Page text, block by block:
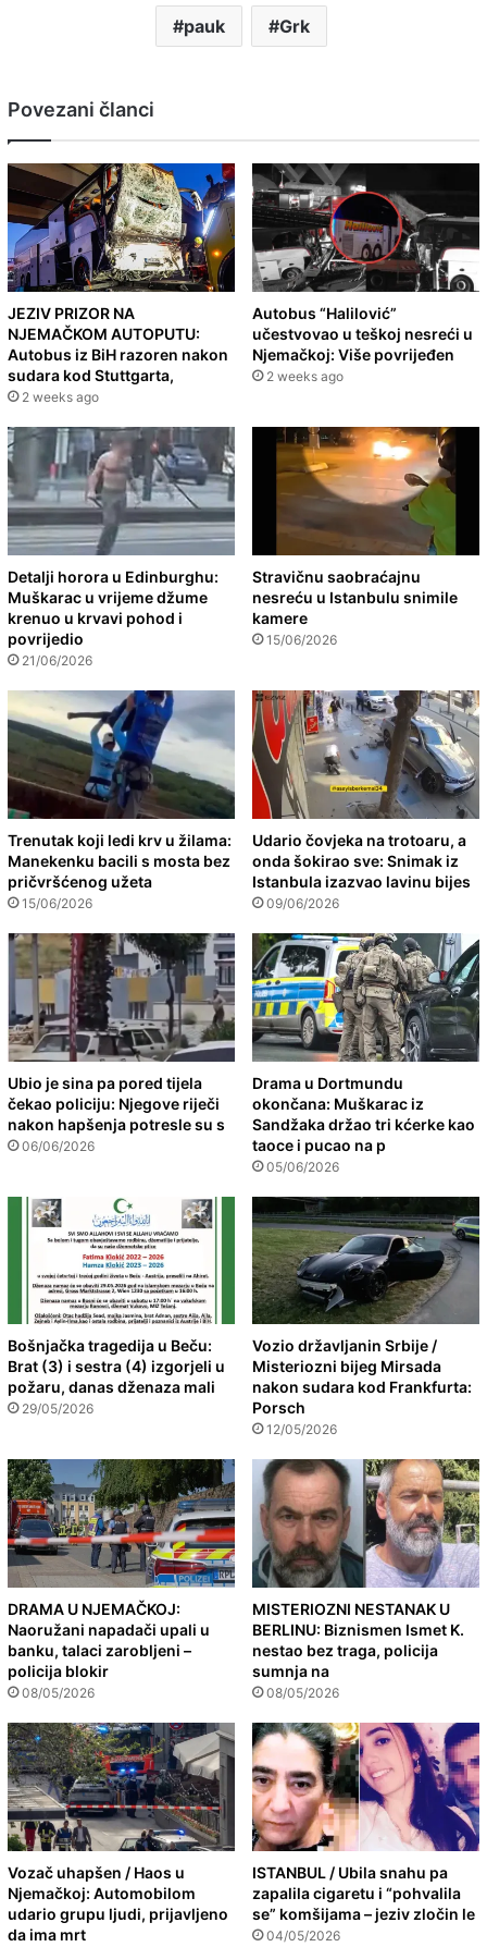
pauk Grk
Povezani članci
JEZIV PRIZOR NA
NJEMAČKOM AUTOPUTU:
Autobus iz BiH razoren nakon
sudara kod Stuttgarta,
2 weeks ago
Autobus “Halilović”
učestvovao u teškoj nesreći u
Njemačkoj: Više povrijeđen
2 weeks ago
Detalji horora u Edinburghu:
Muškarac u vrijeme džume
krenuo u krvavi pohod i
povrijedio
21/06/2026
Stravičnu saobraćajnu
nesreću u Istanbulu snimile
kamere
15/06/2026
Trenutak koji ledi krv u žilama:
Manekenku bacili s mosta bez
pričvršćenog užeta
15/06/2026
Udario čovjeka na trotoaru, a
onda šokirao sve: Snimak iz
Istanbula izazvao lavinu bijes
09/06/2026
Ubio je sina pa pored tijela
čekao policiju: Njegove riječi
nakon hapšenja potresle su s
06/06/2026
Drama u Dortmundu
okončana: Muškarac iz
Sandžaka držao tri kćerke kao
taoce i pucao na p
05/06/2026
Bošnjačka tragedija u Beču:
Brat (3) i sestra (4) izgorjeli u
požaru, danas dženaza mali
29/05/2026
Vozio državljanin Srbije /
Misteriozni bijeg Mirsada
nakon sudara kod Frankfurta:
Porsch
12/05/2026
DRAMA U NJEMAČKOJ:
Naoružani napadači upali u
banku, talaci zarobljeni –
policija blokir
08/05/2026
MISTERIOZNI NESTANAK U
BERLINU: Biznismen Ismet K.
nestao bez traga, policija
sumnja na
08/05/2026
Vozač uhapšen / Haos u
Njemačkoj: Automobilom
udario grupu ljudi, prijavljeno
da ima mrt
ISTANBUL / Ubila snahu pa
zapalila cigaretu i “pohvalila
se” komšijama – jeziv zločin le
04/05/2026